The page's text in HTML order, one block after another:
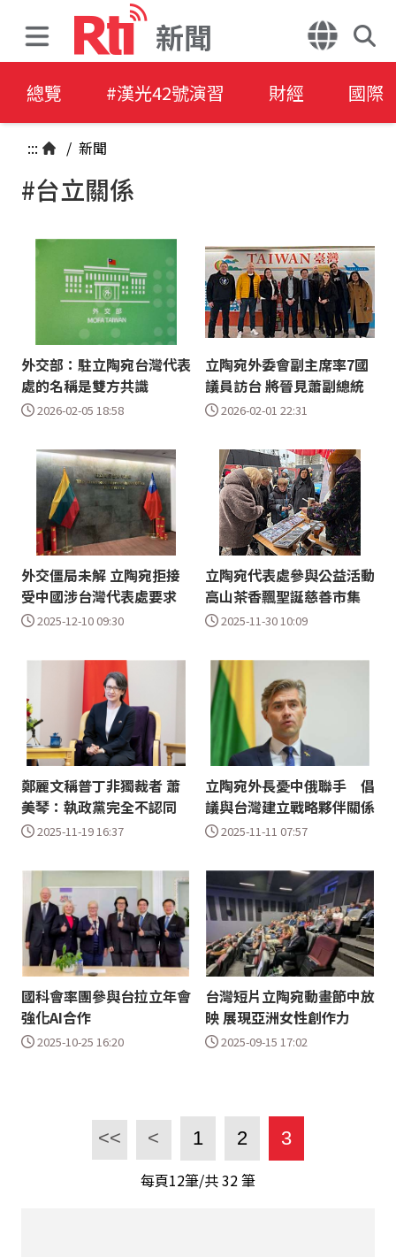
新聞
總覽 #漢光42號演習 財經 國際
::: / 新聞
#台立關係
外交部：駐立陶宛台灣代表
處的名稱是雙方共識
2026-02-05 18:58
立陶宛外委會副主席率7國
議員訪台 將晉見蕭副總統
2026-02-01 22:31
外交僵局未解 立陶宛拒接
受中國涉台灣代表處要求
2025-12-10 09:30
立陶宛代表處參與公益活動
高山茶香飄聖誕慈善市集
2025-11-30 10:09
鄭麗文稱普丁非獨裁者 蕭
美琴：執政黨完全不認同
2025-11-19 16:37
立陶宛外長憂中俄聯手 倡
議與台灣建立戰略夥伴關係
2025-11-11 07:57
國科會率團參與台拉立年會
強化AI合作
2025-10-25 16:20
台灣短片立陶宛動畫節中放
映 展現亞洲女性創作力
2025-09-15 17:02
<< < 1 2 3
每頁12筆/共32筆